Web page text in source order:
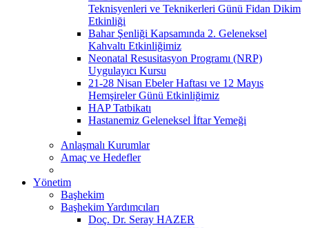
Teknisyenleri ve Teknikerleri Günü Fidan Dikim
Etkinliği
Bahar Şenliği Kapsamında 2. Geleneksel
Kahvaltı Etkinliğimiz
Neonatal Resusitasyon Programı (NRP)
Uygulayıcı Kursu
21-28 Nisan Ebeler Haftası ve 12 Mayıs
Hemşireler Günü Etkinliğimiz
HAP Tatbikatı
Hastanemiz Geleneksel İftar Yemeği
Anlaşmalı Kurumlar
Amaç ve Hedefler
Yönetim
Başhekim
Başhekim Yardımcıları
Doç. Dr. Seray HAZER